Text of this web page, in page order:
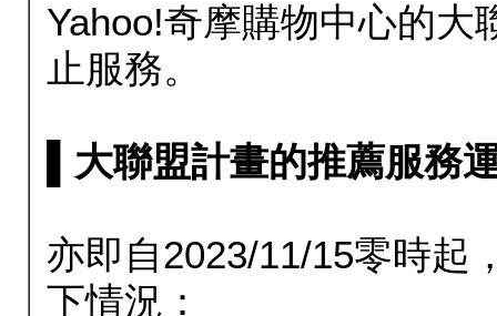
Yahoo!奇摩購物中心的大
止服務。
▌大聯盟計畫的推薦服務
亦即自2023/11/15零時起
下情況：